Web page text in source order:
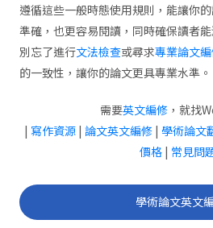
遵循這些一般時態使用規則，能讓你
準確，也更容易閱讀，同時確保讀者
別忘了進行文法檢查或尋求專業論文
的一致性，讓你的論文更具專業水準。
需要英文編修，就找
| 寫作資源 | 論文英文編修 | 學術論文
價格| 常見問
學術論文英文